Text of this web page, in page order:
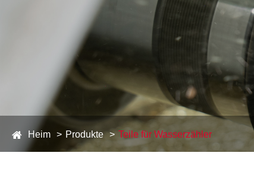
Heim Produkte Teile für Wasserzähler